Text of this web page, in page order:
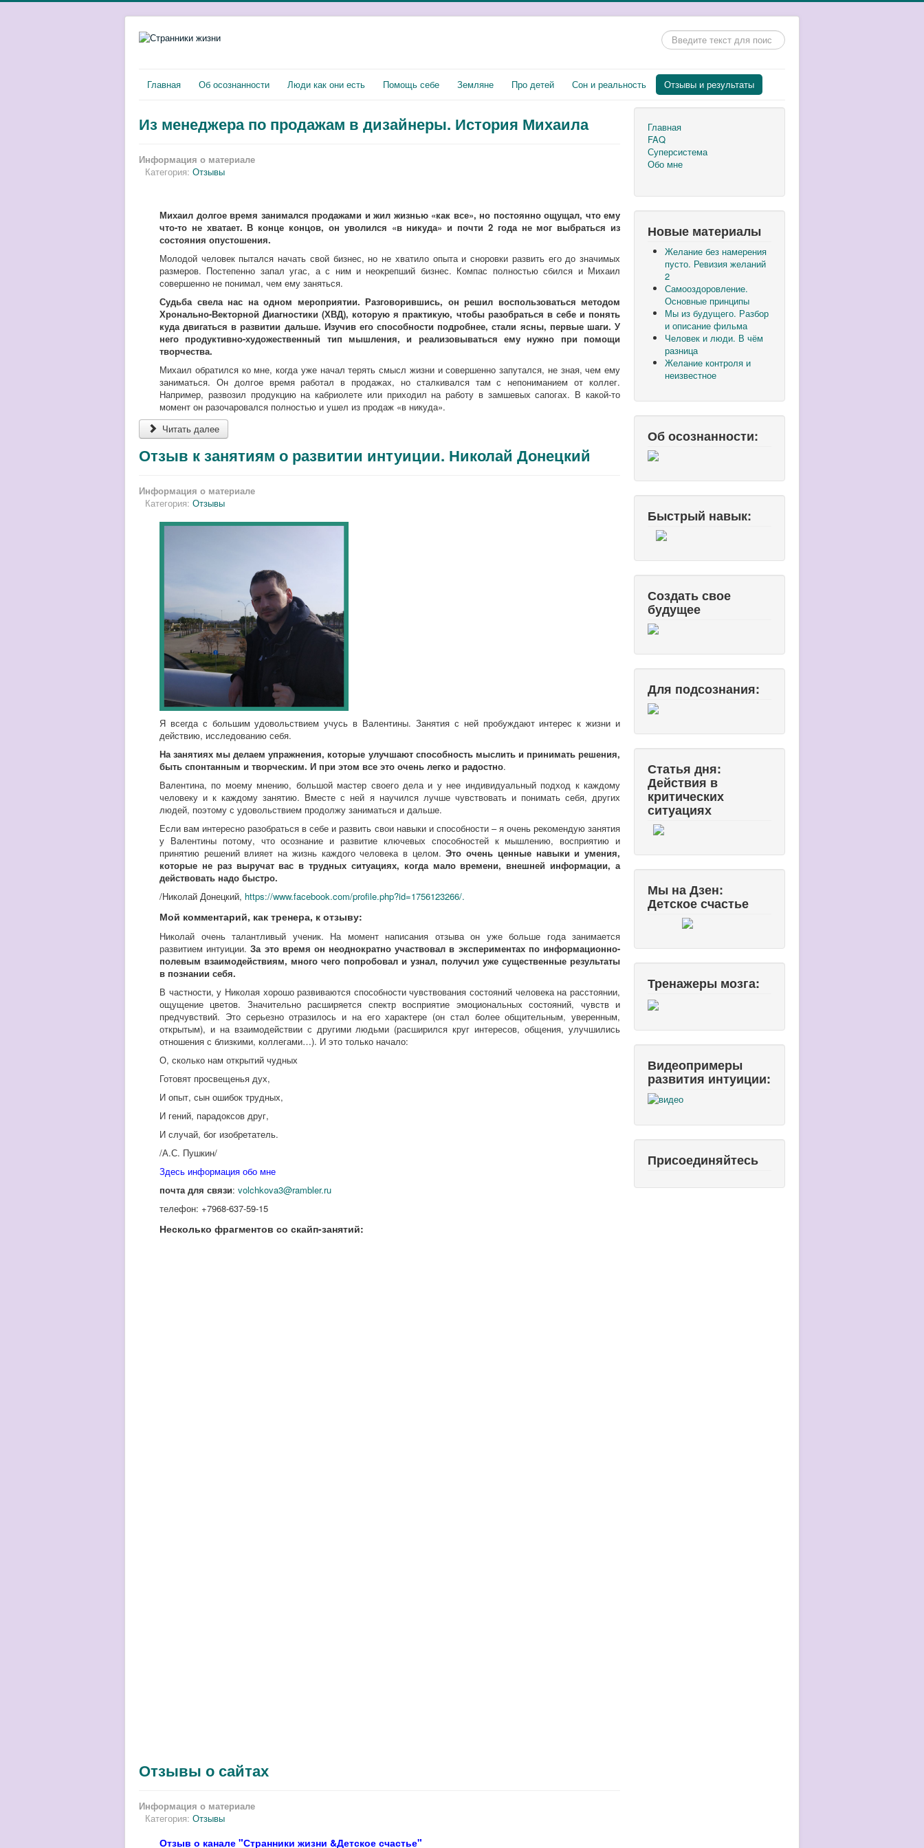
Искать...
Главная Об осознанности Люди как они есть Помощь себе Земляне Про детей Сон и реальность Отзывы и результаты
Из менеджера по продажам в дизайнеры. История Михаила
Информация о материале
Категория: Отзывы
Михаил долгое время занимался продажами и жил жизнью «как все», но постоянно ощущал, что ему
что-то не хватает. В конце концов, он уволился «в никуда» и почти 2 года не мог выбраться из
состояния опустошения.
Молодой человек пытался начать свой бизнес, но не хватило опыта и сноровки развить его до значимых
размеров. Постепенно запал угас, а с ним и неокрепший бизнес. Компас полностью сбился и Михаил
совершенно не понимал, чем ему заняться.
Судьба свела нас на одном мероприятии. Разговорившись, он решил воспользоваться методом
Хронально-Векторной Диагностики (ХВД), которую я практикую, чтобы разобраться в себе и понять
куда двигаться в развитии дальше. Изучив его способности подробнее, стали ясны, первые шаги. У
него продуктивно-художественный тип мышления, и реализовываться ему нужно при помощи
творчества.
Михаил обратился ко мне, когда уже начал терять смысл жизни и совершенно запутался, не зная, чем ему
заниматься. Он долгое время работал в продажах, но сталкивался там с непониманием от коллег.
Например, развозил продукцию на кабриолете или приходил на работу в замшевых сапогах. В какой-то
момент он разочаровался полностью и ушел из продаж «в никуда».
Читать далее
Отзыв к занятиям о развитии интуиции. Николай Донецкий
Информация о материале
Категория: Отзывы
Я всегда с большим удовольствием учусь в Валентины. Занятия с ней пробуждают интерес к жизни и
действию, исследованию себя.
На занятиях мы делаем упражнения, которые улучшают способность мыслить и принимать решения,
быть спонтанным и творческим. И при этом все это очень легко и радостно.
Валентина, по моему мнению, большой мастер своего дела и у нее индивидуальный подход к каждому
человеку и к каждому занятию. Вместе с ней я научился лучше чувствовать и понимать себя, других
людей, поэтому с удовольствием продолжу заниматься и дальше.
Если вам интересно разобраться в себе и развить свои навыки и способности – я очень рекомендую занятия
у Валентины потому, что осознание и развитие ключевых способностей к мышлению, восприятию и
принятию решений влияет на жизнь каждого человека в целом. Это очень ценные навыки и умения,
которые не раз выручат вас в трудных ситуациях, когда мало времени, внешней информации, а
действовать надо быстро.
/Николай Донецкий, https://www.facebook.com/profile.php?id=1756123266/.
Мой комментарий, как тренера, к отзыву:
Николай очень талантливый ученик. На момент написания отзыва он уже больше года занимается
развитием интуиции.За это время он неоднократно участвовал в экспериментах по информационно-
полевым взаимодействиям, много чего попробовал и узнал, получил уже существенные результаты
в познании себя.
В частности, у Николая хорошо развиваются способности чувствования состояний человека на расстоянии,
ощущение цветов. Значительно расширяется спектр восприятие эмоциональных состояний, чувств и
предчувствий. Это серьезно отразилось и на его характере (он стал более общительным, уверенным,
открытым), и на взаимодействии с другими людьми (расширился круг интересов, общения, улучшились
отношения с близкими, коллегами…). И это только начало:
О, сколько нам открытий чудных
Готовят просвещенья дух,
И опыт, сын ошибок трудных,
И гений, парадоксов друг,
И случай, бог изобретатель.
/А.С. Пушкин/
Здесь информация обо мне
почта для связи: volchkova3@rambler.ru
телефон: +7968-637-59-15
Несколько фрагментов со скайп-занятий:
Отзывы о сайтах
Информация о материале
Категория: Отзывы
Отзыв о канале "Странники жизни &Детское счастье"
Главная
FAQ
Суперсистема
Обо мне
Новые материалы
Желание без намерения
пусто. Ревизия желаний
2
Самооздоровление.
Основные принципы
Мы из будущего. Разбор
и описание фильма
Человек и люди. В чём
разница
Желание контроля и
неизвестное
Об осознанности:
Быстрый навык:
Создать свое
будущее
Для подсознания:
Статья дня:
Действия в
критических
ситуациях
Мы на Дзен:
Детское счастье
Тренажеры мозга:
Видеопримеры
развития интуиции:
Присоединяйтесь